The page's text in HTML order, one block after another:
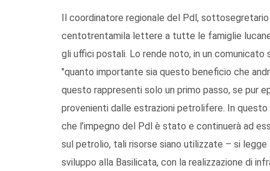
Il coordinatore regionale del Pdl,
centotrentamila lettere a tutte le famiglie
gli uffici postali. Lo rende noto, in un
"quanto importante sia questo beneficio che
questo rappresenti solo un primo passo, se pur
provenienti dalle estrazioni petrolifere. In
che l’impegno del Pdl è stato e continuerà ad
sul petrolio, tali risorse siano utilizzate – si
sviluppo alla Basilicata, con la realizzazione di